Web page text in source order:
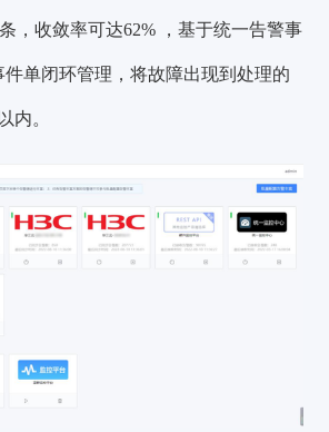
，收敛率可达62% ，基于统一告警事
单闭环管理，将故障出现到处理的
以内。